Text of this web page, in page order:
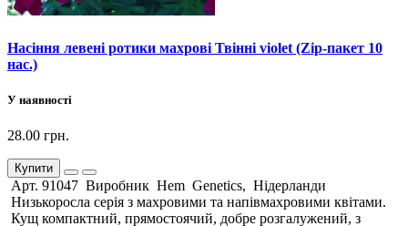
Насіння левені ротики махрові Твінні violet (Zip-пакет 10
нас.)
У наявності
28.00 грн.
Купити
Арт. 91047 Виробник Hem Genetics, Нідерланди
Низькоросла серія з махровими та напівмахровими квітами.
Кущ компактний, прямостоячий, добре розгалужений, з